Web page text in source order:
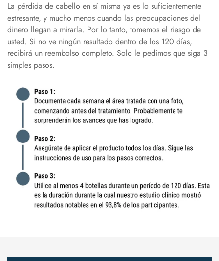
La pérdida de cabello en sí misma ya es lo suficientemente
estresante, y mucho menos cuando las preocupaciones del
dinero llegan a mirarla. Por lo tanto, tomemos el riesgo de
usted. Si no ve ningún resultado dentro de los 120 días,
recibirá un reembolso completo. Solo le pedimos que siga 3
simples pasos.